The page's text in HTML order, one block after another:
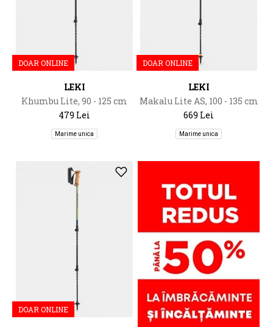
DOAR ONLINE
LEKI
Khumbu Lite, 90 - 125 cm
479 Lei
Marime unica
DOAR ONLINE
LEKI
Makalu Lite AS, 100 - 135 cm
669 Lei
Marime unica
DOAR ONLINE